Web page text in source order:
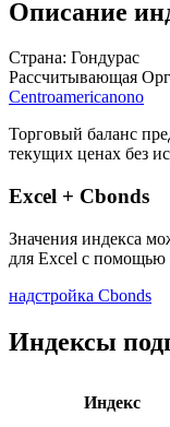
Описание
Страна: Гондурас
Рассчитывающая
Centroamericanono
Торговый баланс
текущих ценах без
Excel + Cbonds
Значения индекса
для Excel с
надстройка Cbonds
Индексы
Индекс